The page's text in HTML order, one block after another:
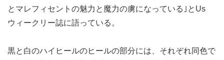
とマレフィセントの魅力と魔力の虜になっている｣とUs
ウィークリー誌に語っている。
黒と白のハイヒールのヒールの部分には、それぞれ同色で